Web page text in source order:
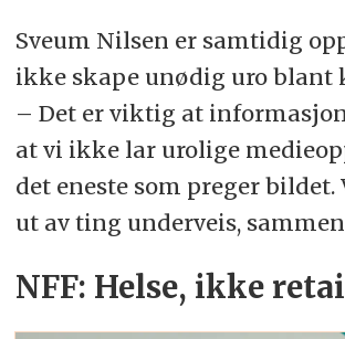
Sveum Nilsen er samtidig
ikke skape unødig uro blant
– Det er viktig at
at vi ikke lar urolige
det eneste som preger
ut av ting underveis,
NFF: Helse, ikke